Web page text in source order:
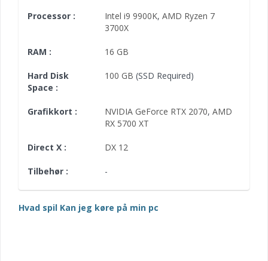
Processor : Intel i9 9900K, AMD Ryzen 7
3700X
RAM : 16 GB
Hard Disk
Space :
100 GB (SSD Required)
Grafikkort : NVIDIA GeForce RTX 2070, AMD
RX 5700 XT
Direct X : DX 12
Tilbehør : -
Hvad spil Kan jeg køre på min pc